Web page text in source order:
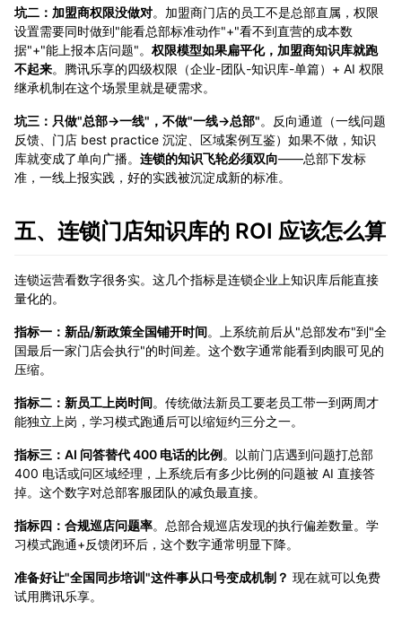
坑二：加盟商权限没做对。加盟商门店的员工不是总部直属，权限
设置需要同时做到"能看总部标准动作"+"看不到直营的成本数
据"+"能上报本店问题"。 权限模型如果扁平化，加盟商知识库就跑
不起来。腾讯乐享的四级权限（企业-团队-知识库-单篇）+ AI 权限
继承机制在这个场景里就是硬需求。
坑三：只做"总部→一线"，不做"一线→总部"。反向通道（一线问题
反馈、门店 best practice 沉淀、区域案例互鉴）如果不做，知识
库就变成了单向广播。 连锁的知识飞轮必须双向——总部下发标
准，一线上报实践，好的实践被沉淀成新的标准。
五、连锁门店知识库的 ROI 应该怎么算
连锁运营看数字很务实。这几个指标是连锁企业上知识库后能直接
量化的。
指标一：新品/新政策全国铺开时间。上系统前后从"总部发布"到"全
国最后一家门店会执行"的时间差。这个数字通常能看到肉眼可见的
压缩。
指标二：新员工上岗时间。传统做法新员工要老员工带一到两周才
能独立上岗，学习模式跑通后可以缩短约三分之一。
指标三：AI 问答替代 400 电话的比例。以前门店遇到问题打总部
400 电话或问区域经理，上系统后有多少比例的问题被 AI 直接答
掉。这个数字对总部客服团队的减负最直接。
指标四：合规巡店问题率。总部合规巡店发现的执行偏差数量。学
习模式跑通+反馈闭环后，这个数字通常明显下降。
准备好让"全国同步培训"这件事从口号变成机制？ 现在就可以免费
试用腾讯乐享。